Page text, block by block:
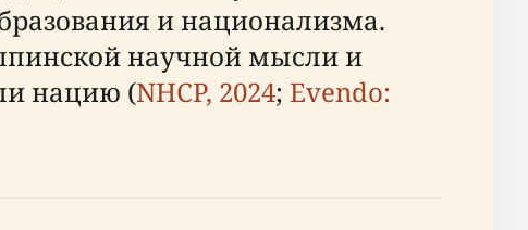
и национализма.
научной мысли и
нацию (NHCP, 2024; Evendo: